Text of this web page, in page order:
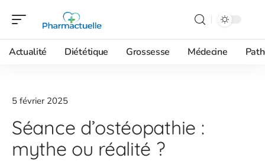
Actualité Diététique Grossesse Médecine
5 février 2025
Séance d’ostéopathie :
mythe ou réalité ?